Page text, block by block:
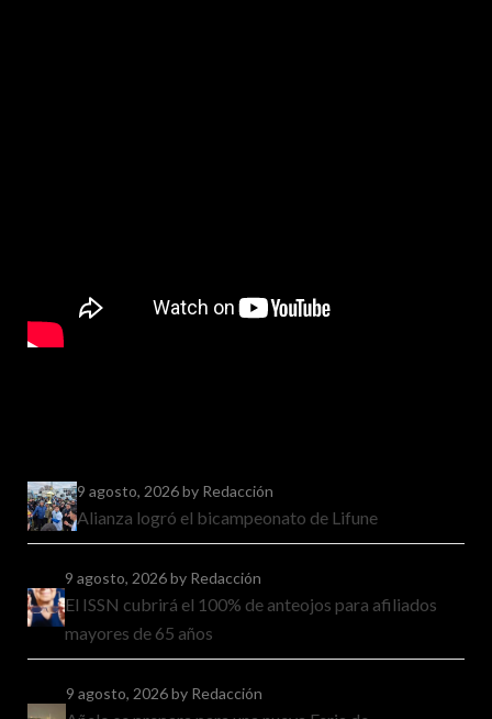
9 agosto, 2026by Redacción
Alianza logró el bicampeonato de Lifune
9 agosto, 2026by Redacción
El ISSN cubrirá el 100% de anteojos para afiliados
mayores de 65 años
9 agosto, 2026by Redacción